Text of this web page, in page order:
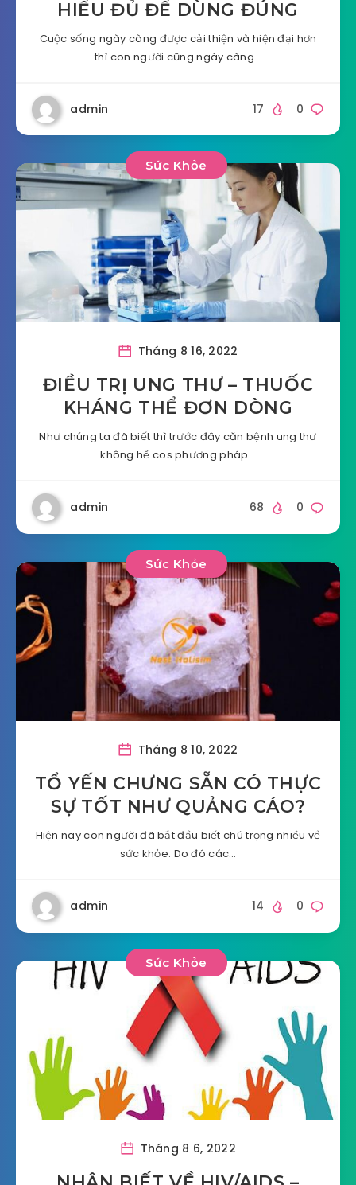
HIỂU ĐỦ ĐỂ DÙNG ĐÚNG
Cuộc sống ngày càng được cải thiện và hiện đại hơn
thì con người cũng ngày càng…
admin 0
17
Sức Khỏe
Tháng 8 16, 2022
ĐIỀU TRỊ UNG THƯ – THUỐC
KHÁNG THỂ ĐƠN DÒNG
Như chúng ta đã biết thì trước đây căn bệnh ung thư
không hề cos phương pháp…
admin 0
68
Sức Khỏe
Tháng 8 10, 2022
TỔ YẾN CHƯNG SẴN CÓ THỰC
SỰ TỐT NHƯ QUẢNG CÁO?
Hiện nay con người đã bắt đầu biết chú trọng nhiều về
sức khỏe. Do đó các…
admin 0
14
Sức Khỏe
Tháng 8 6, 2022